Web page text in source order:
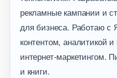
рекламные кампании и
для бизнеса. Работаю с
контентом, аналитикой
интернет-маркетингом.
и книги.